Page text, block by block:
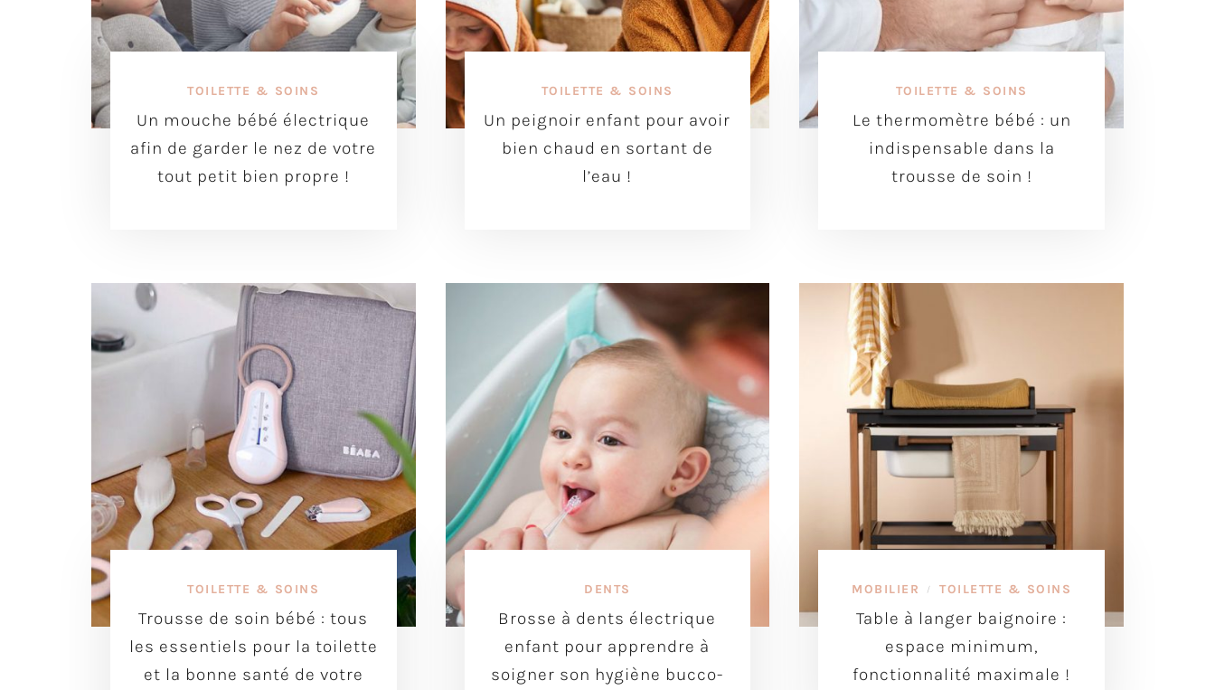
TOILETTE & SOINS
Un mouche bébé électrique
afin de garder le nez de votre
tout petit bien propre !
TOILETTE & SOINS
Un peignoir enfant pour avoir
bien chaud en sortant de
l’eau !
TOILETTE & SOINS
Le thermomètre bébé : un
indispensable dans la
trousse de soin !
TOILETTE & SOINS
Trousse de soin bébé : tous
les essentiels pour la toilette
et la bonne santé de votre
DENTS
Brosse à dents électrique
enfant pour apprendre à
soigner son hygiène bucco-
MOBILIER / TOILETTE & SOINS
Table à langer baignoire :
espace minimum,
fonctionnalité maximale !